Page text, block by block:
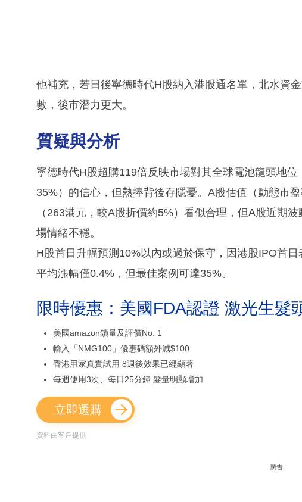
他補充，若日後寧德時代H股納入港股通名單，北水資
數，後市潛力更大。
質疑與分析
寧德時代H股超購119倍反映市場對其全球電池龍頭地
35%）的信心，但熱捧背後存隱憂。A股估值（動態市
（263港元，較A股折價約5%）看似合理，但A股近期
場情緒不穩。
H股首日升幅預測10%以內或過於保守，因港股IPO首
平均漲幅僅0.4%，但最佳案例可達35%。
限時優惠：美國FDA認證 激光生髮
美國amazon鎖量及評價No. 1
輸入「NMG100」優惠碼額外減$100
香港用家真實試用 8週後效果已經顯著
每週使用3次、每日25分鐘 髮量明顯增加
立即選購
資料由客戶提供
廣告